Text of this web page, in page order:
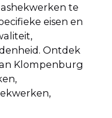
te
eisen en
Ontdek
Klompenburg